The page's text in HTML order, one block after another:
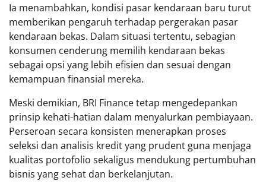
Ia menambahkan, kondisi pasar kendaraan baru turut
memberikan pengaruh terhadap pergerakan pasar
kendaraan bekas. Dalam situasi tertentu, sebagian
konsumen cenderung memilih kendaraan bekas
sebagai opsi yang lebih efisien dan sesuai dengan
kemampuan finansial mereka.
Meski demikian, BRI Finance tetap mengedepankan
prinsip kehati-hatian dalam menyalurkan pembiayaan.
Perseroan secara konsisten menerapkan proses
seleksi dan analisis kredit yang prudent guna menjaga
kualitas portofolio sekaligus mendukung pertumbuhan
bisnis yang sehat dan berkelanjutan.